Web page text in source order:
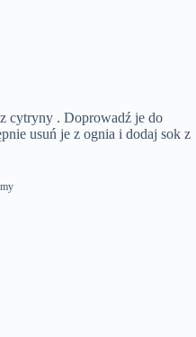
cytryny . Doprowadź je do
usuń je z ognia i dodaj sok z